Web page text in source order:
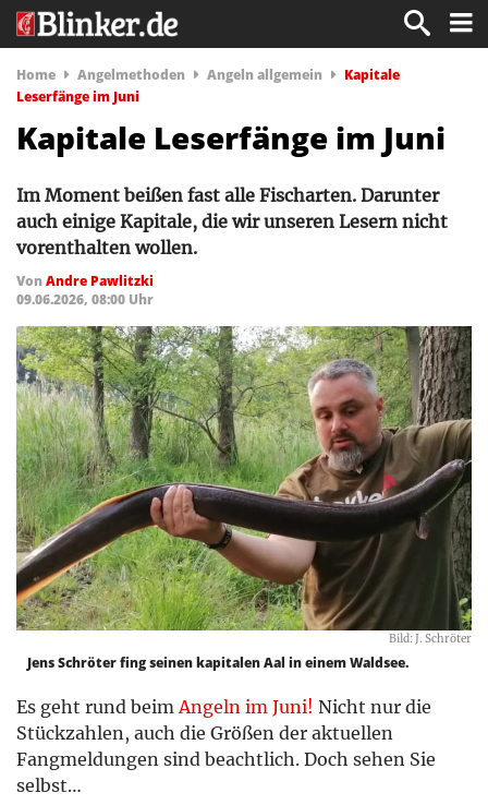
Home Angelmethoden Angeln allgemein
Kapitale
Leserfänge im Juni
Kapitale Leserfänge im Juni
Im Moment beißen fast alle Fischarten. Darunter
auch einige Kapitale, die wir unseren Lesern nicht
vorenthalten wollen.
VonAndre Pawlitzki
09.06.2026, 08:00 Uhr
Bild: J. Schröter
Jens Schröter fing seinen kapitalen Aal in einem Waldsee.
Es geht rund beim Angeln im Juni! Nicht nur die
Stückzahlen, auch die Größen der aktuellen
Fangmeldungen sind beachtlich. Doch sehen Sie
selbst…